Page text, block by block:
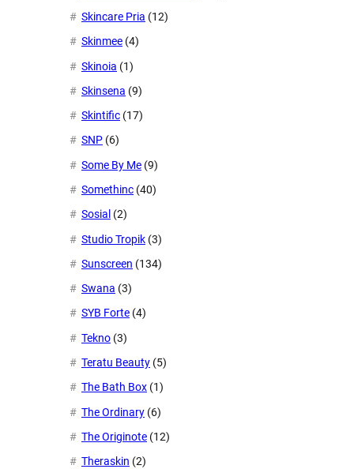
Skincare Pria (12)
Skinmee (4)
Skinoia (1)
Skinsena (9)
Skintific (17)
SNP (6)
Some By Me (9)
Somethinc (40)
Sosial (2)
Studio Tropik (3)
Sunscreen (134)
Swana (3)
SYB Forte (4)
Tekno (3)
Teratu Beauty (5)
The Bath Box (1)
The Ordinary (6)
The Originote (12)
Theraskin (2)